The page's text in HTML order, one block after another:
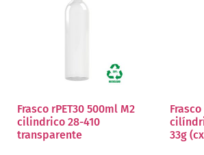
Frasco rPET30 500ml M2
cilindrico 28-410
transparente
33g